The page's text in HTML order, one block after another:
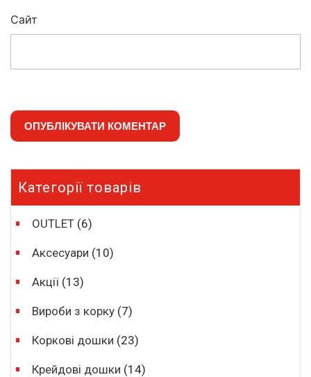
Сайт
Категорії товарів
OUTLET (6)
Аксесуари (10)
Акції (13)
Вироби з корку (7)
Коркові дошки (23)
Крейдові дошки (14)